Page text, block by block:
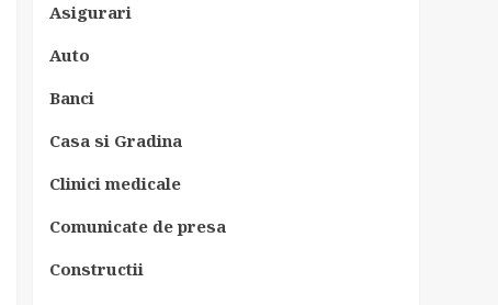
Asigurari
Auto
Banci
Casa si Gradina
Clinici medicale
Comunicate de presa
Constructii